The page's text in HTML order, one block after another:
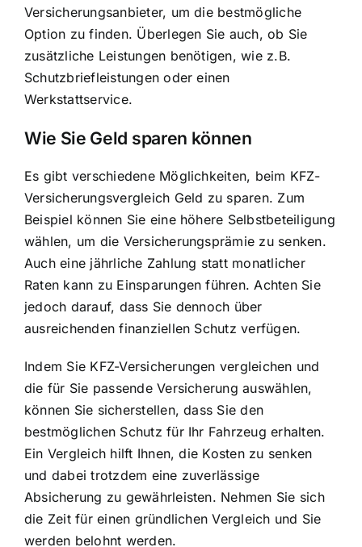
Versicherungsanbieter, um die bestmögliche
Option zu finden. Überlegen Sie auch, ob Sie
zusätzliche Leistungen benötigen, wie z.B.
Schutzbriefleistungen oder einen
Werkstattservice.
Wie Sie Geld sparen können
Es gibt verschiedene Möglichkeiten, beim KFZ-
Versicherungsvergleich Geld zu sparen. Zum
Beispiel können Sie eine höhere Selbstbeteiligung
wählen, um die Versicherungsprämie zu senken.
Auch eine jährliche Zahlung statt monatlicher
Raten kann zu Einsparungen führen. Achten Sie
jedoch darauf, dass Sie dennoch über
ausreichenden finanziellen Schutz verfügen.
Indem Sie KFZ-Versicherungen vergleichen und
die für Sie passende Versicherung auswählen,
können Sie sicherstellen, dass Sie den
bestmöglichen Schutz für Ihr Fahrzeug erhalten.
Ein Vergleich hilft Ihnen, die Kosten zu senken
und dabei trotzdem eine zuverlässige
Absicherung zu gewährleisten. Nehmen Sie sich
die Zeit für einen gründlichen Vergleich und Sie
werden belohnt werden.